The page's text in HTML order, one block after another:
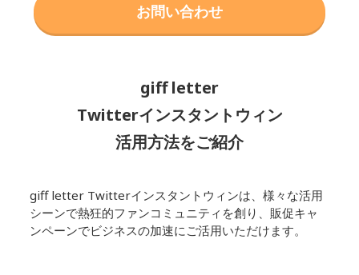
お問い合わせ
giff letter
Twitterインスタントウィン
活用方法をご紹介
giff letter Twitterインスタントウィンは、様々な活用
シーンで熱狂的ファンコミュニティを創り、販促キャ
ンペーンでビジネスの加速にご活用いただけます。